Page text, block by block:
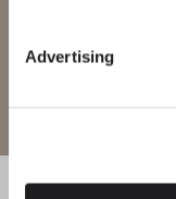
Advertising
THE EDIT ENTDECKEN
Erfahren Sie mehr